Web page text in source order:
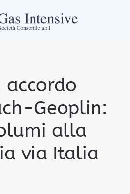
accordo
Geoplin:
alla
via Italia